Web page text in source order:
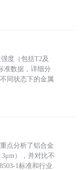
度（包括T2及
准数据，详细分
同状态下的金属
点分析了铝合金
），并对比不
1标准和行业